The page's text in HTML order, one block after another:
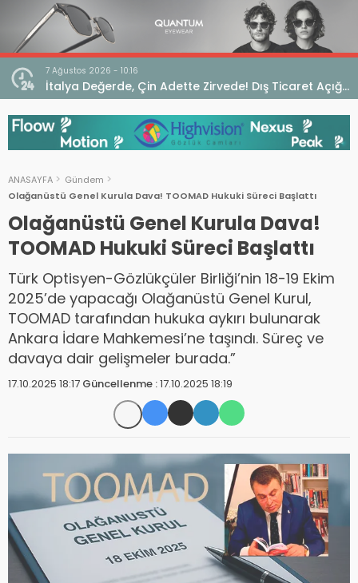
7 Ağustos 2026 - 10:16
İtalya Değerde, Çin Adette Zirvede! Dış Ticaret Açığı
Devam Ediyor
ANASAYFA
Gündem
Olağanüstü Genel Kurula Dava! TOOMAD Hukuki Süreci Başlattı
Olağanüstü Genel Kurula Dava!
TOOMAD Hukuki Süreci Başlattı
Türk Optisyen-Gözlükçüler Birliği’nin 18-19 Ekim
2025’de yapacağı Olağanüstü Genel Kurul,
TOOMAD tarafından hukuka aykırı bulunarak
Ankara İdare Mahkemesi’ne taşındı. Süreç ve
davaya dair gelişmeler burada.”
17.10.2025 18:17 Güncellenme :17.10.2025 18:19